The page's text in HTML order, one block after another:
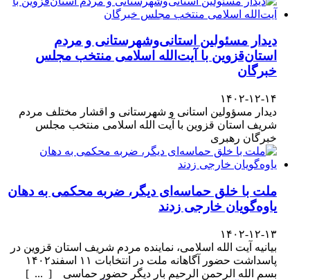
دیدار مسئولین استانی‌وشهرستانی و مردم‌
استان‌قزوین با آیت‌الله‌ اسلامی منتخب مجلس‌
خبرگان
۱۴۰۲-۱۲-۱۴
دیدار مسؤولین استانی و شهرستانی و اقشار مختلف مردم
شریف استان قزوین با آیت الله اسلامی منتخب مجلس
خبرگان رهبری
ملت با خلق حماسه‌ای دیگر، ضربه محکمی به دهان
یاوه‌گویان خارجی زدند
۱۴۰۲-۱۲-۱۳
بیانیه آیت الله اسلامی، نماینده مردم شریف استان قزوین در
پاسداشت حضور آگاهانه ملت در انتخابات ۱۱ اسفند۱۴۰۲
بسم الله الرحمن الرحیم بار دیگر حضور حماسی [ ... ]